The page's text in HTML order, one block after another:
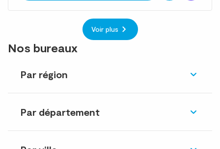
Voir plus
Nos bureaux
Par région
Par département